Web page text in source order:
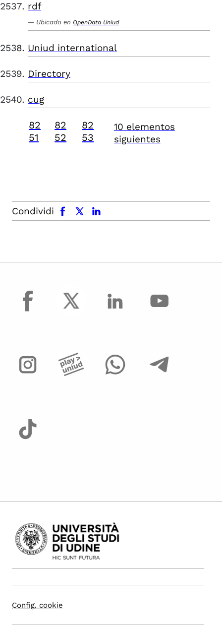
rdf
Ubicado en OpenData Uniud
Uniud international
Directory
cug
82
51
82
52
82
53
10 elementos
siguientes
Condividi
facebook x.com linkedin
facebook
Config. cookie